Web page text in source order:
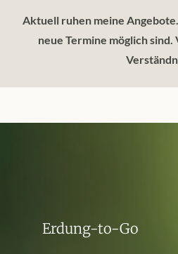
Inhalt
springen
Aktuell ruhen meine
neue Termine möglich
Erdung-to-Go